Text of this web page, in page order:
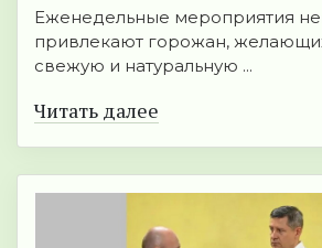
Еженедельные мероприятия
привлекают горожан,
свежую и натуральную ...
Читать далее